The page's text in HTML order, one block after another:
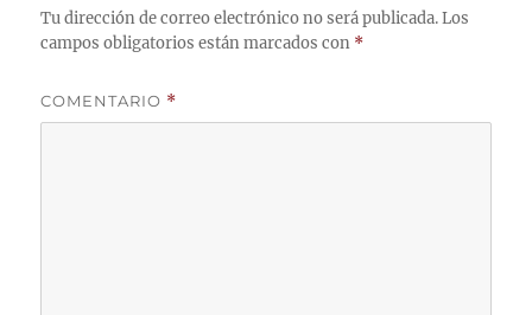
Tu dirección de correo electrónico no será publicada. Los
campos obligatorios están marcados con *
COMENTARIO *